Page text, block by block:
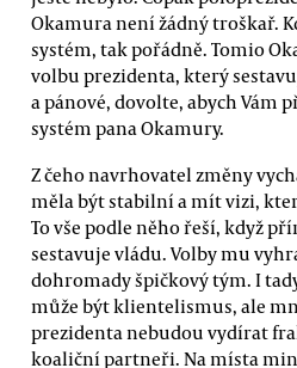
Okamura není žádný troškař.
systém, tak pořádně. Tomio
volbu prezidenta, který
a pánové, dovolte, abych Vám
systém pana Okamury.
Z čeho navrhovatel změny
měla být stabilní a mít vizi,
To vše podle něho řeší, když
sestavuje vládu. Volby mu
dohromady špičkový tým. I
může být klientelismus, ale
prezidenta nebudou vydírat
koaliční partneři. Na místa